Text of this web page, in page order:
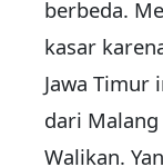
berbeda.
kasar
Jawa Timur
dari
Walikan.